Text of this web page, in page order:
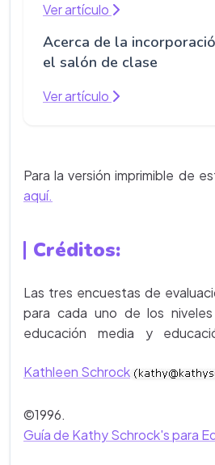
Ver artículo
Acerca de la
el salón de clase
Ver artículo
Para la versión imprimible de
aquí.
Créditos:
Las tres encuestas de
para cada uno de los niveles
educación media y
Kathleen Schrock
©1996.
Guía de Kathy Schrock's para